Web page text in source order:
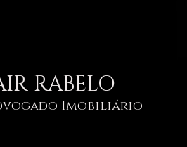
RABELO
Imobiliário